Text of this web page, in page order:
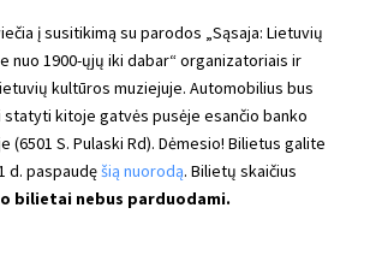
į susitikimą su parodos „Sąsaja: Lietuvių
nuo 1900-ųjų iki dabar“ organizatoriais ir
kultūros muziejuje. Automobilius bus
statyti kitoje gatvės pusėje esančio banko
(6501 S. Pulaski Rd). Dėmesio! Bilietus galite
d. paspaudęšią nuorodą. Bilietų skaičius
bilietai nebus parduodami.